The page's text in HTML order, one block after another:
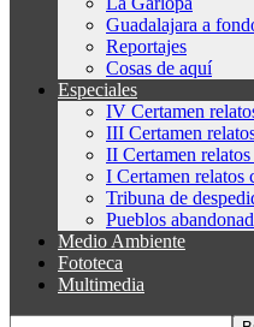
Guadalajara a
Reportajes
Cosas de aquí
Especiales
IV Certamen
III Certamen
II Certamen
I Certamen relatos
Tribuna de
Pueblos
Medio Ambiente
Fototeca
Multimedia